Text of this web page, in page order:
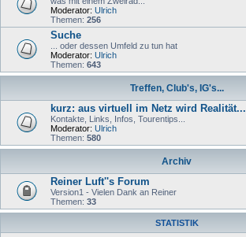
Moderator: Ulrich
Themen: 256
Suche
... oder dessen Umfeld zu tun hat
Moderator: Ulrich
Themen: 643
Treffen, Club's, IG's...
kurz: aus virtuell im Netz wird Realität...
Kontakte, Links, Infos, Tourentips...
Moderator: Ulrich
Themen: 580
Archiv
Reiner Luft''s Forum
Version1 - Vielen Dank an Reiner
Themen: 33
STATISTIK